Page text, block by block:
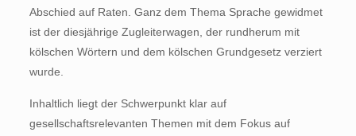
Abschied auf Raten. Ganz dem Thema Sprache gewidmet
ist der diesjährige Zugleiterwagen, der rundherum mit
kölschen Wörtern und dem kölschen Grundgesetz verziert
wurde.
Inhaltlich liegt der Schwerpunkt klar auf
gesellschaftsrelevanten Themen mit dem Fokus auf